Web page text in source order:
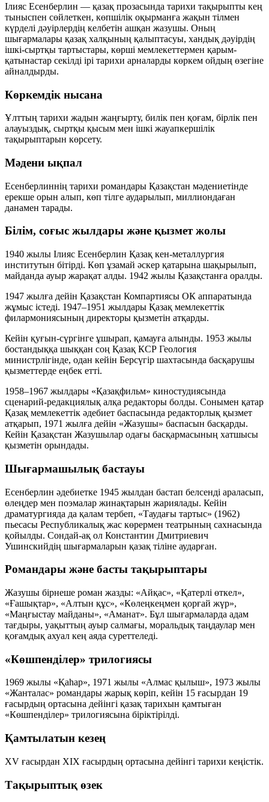
Ілияс Есенберлин — қазақ прозасында тарихи тақырыпты кең
тыныспен сөйлеткен, көпшілік оқырманға жақын тілмен
күрделі дәуірлердің келбетін ашқан жазушы. Оның
шығармалары қазақ халқының қалыптасуы, хандық дәуірдің
ішкі-сыртқы тартыстары, көрші мемлекеттермен қарым-
қатынастар секілді ірі тарихи арналарды көркем ойдың өзегіне
айналдырды.
Көркемдік нысана
Ұлттың тарихи жадын жаңғырту, билік пен қоғам, бірлік пен
алауыздық, сыртқы қысым мен ішкі жауапкершілік
тақырыптарын көрсету.
Мәдени ықпал
Есенберлиннің тарихи романдары Қазақстан мәдениетінде
ерекше орын алып, көп тілге аударылып, миллиондаған
данамен тарады.
Білім, соғыс жылдары және қызмет жолы
1940 жылы Ілияс Есенберлин Қазақ кен-металлургия
институтын бітірді. Көп ұзамай әскер қатарына шақырылып,
майданда ауыр жарақат алды. 1942 жылы Қазақстанға оралды.
1947 жылға дейін Қазақстан Компартиясы ОК аппаратында
жұмыс істеді. 1947–1951 жылдары Қазақ мемлекеттік
филармониясының директоры қызметін атқарды.
Кейін қуғын-сүргінге ұшырап, қамауға алынды. 1953 жылы
бостандыққа шыққан соң Қазақ КСР Геология
министрлігінде, одан кейін Берсүгір шахтасында басқарушы
қызметтерде еңбек етті.
1958–1967 жылдары «Қазақфильм» киностудиясында
сценарий-редакциялық алқа редакторы болды. Сонымен қатар
Қазақ мемлекеттік әдебиет баспасында редакторлық қызмет
атқарып, 1971 жылға дейін «Жазушы» баспасын басқарды.
Кейін Қазақстан Жазушылар одағы басқармасының хатшысы
қызметін орындады.
Шығармашылық бастауы
Есенберлин әдебиетке 1945 жылдан бастап белсенді араласып,
өлеңдер мен поэмалар жинақтарын жариялады. Кейін
драматургияда да қалам тербеп, «Таудағы тартыс» (1962)
пьесасы Республикалық жас көрермен театрының сахнасында
қойылды. Сондай-ақ ол Константин Дмитриевич
Ушинскийдің шығармаларын қазақ тіліне аударған.
Романдары және басты тақырыптары
Жазушы бірнеше роман жазды: «Айқас», «Қатерлі өткел»,
«Ғашықтар», «Алтын құс», «Көлеңкеңмен қорғай жүр»,
«Маңғыстау майданы», «Аманат». Бұл шығармаларда адам
тағдыры, уақыттың ауыр салмағы, моральдық таңдаулар мен
қоғамдық ахуал кең аяда суреттеледі.
«Көшпенділер» трилогиясы
1969 жылы «Қаһар», 1971 жылы «Алмас қылыш», 1973 жылы
«Жанталас» романдары жарық көріп, кейін 15 ғасырдан 19
ғасырдың ортасына дейінгі қазақ тарихын қамтыған
«Көшпенділер» трилогиясына біріктірілді.
Қамтылатын кезең
XV ғасырдан XIX ғасырдың ортасына дейінгі тарихи кеңістік.
Тақырыптық өзек